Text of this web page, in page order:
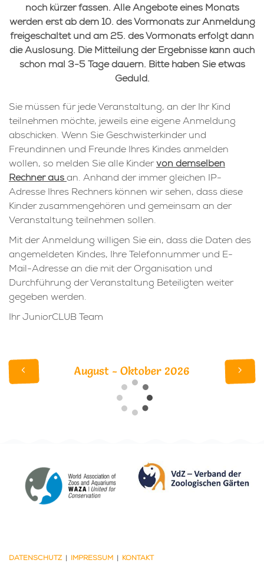
noch kürzer fassen. Alle Angebote eines Monats
werden erst ab dem 10. des Vormonats zur Anmeldung
freigeschaltet und am 25. des Vormonats erfolgt dann
die Auslosung. Die Mitteilung der Ergebnisse kann auch
schon mal 3-5 Tage dauern. Bitte haben Sie etwas
Geduld.
Sie müssen für jede Veranstaltung, an der Ihr Kind
teilnehmen möchte, jeweils eine eigene Anmeldung
abschicken. Wenn Sie Geschwisterkinder und
Freundinnen und Freunde Ihres Kindes anmelden
wollen, so melden Sie alle Kindervon demselben
Rechner aus an. Anhand der immer gleichen IP-
Adresse Ihres Rechners können wir sehen, dass diese
Kinder zusammengehören und gemeinsam an der
Veranstaltung teilnehmen sollen.
Mit der Anmeldung willigen Sie ein, dass die Daten des
angemeldeten Kindes, Ihre Telefonnummer und E-
Mail-Adresse an die mit der Organisation und
Durchführung der Veranstaltung Beteiligten weiter
gegeben werden.
Ihr JuniorCLUB Team
August - Oktober 2026
DATENSCHUTZ| IMPRESSUM | KONTAKT